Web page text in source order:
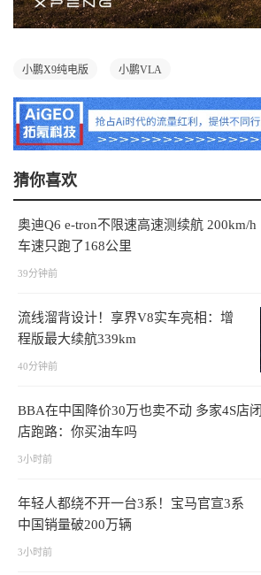
小鹏X9纯电版 小鹏VLA
猜你喜欢
奥迪Q6 e-tron不限速高速测续航 200km/h
车速只跑了168公里
39分钟前
流线溜背设计！享界V8实车亮相：增
程版最大续航339km
40分钟前
BBA在中国降价30万也卖不动 多家4S店闭
店跑路：你买油车吗
3小时前
年轻人都绕不开一台3系！宝马官宣3系
中国销量破200万辆
3小时前